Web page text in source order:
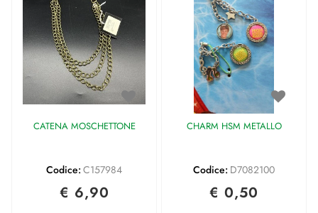
CATENA MOSCHETTONE
Codice: C157984
€ 6,90
CHARM HSM METALLO
Codice: D7082100
€ 0,50